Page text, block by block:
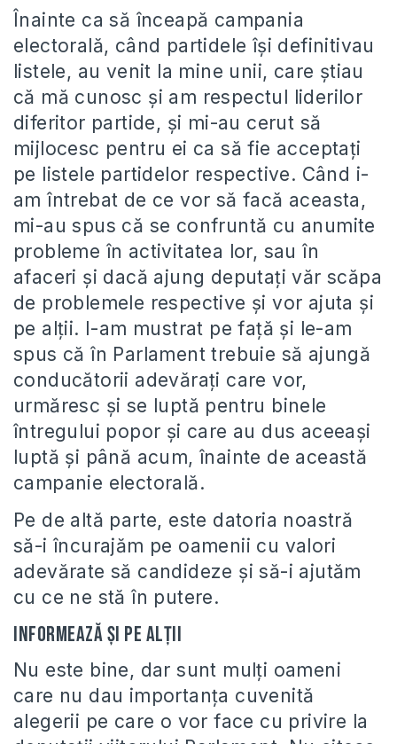
Înainte ca să înceapă campania
electorală, când partidele îşi definitivau
listele, au venit la mine unii, care ştiau
că mă cunosc şi am respectul liderilor
diferitor partide, şi mi-au cerut să
mijlocesc pentru ei ca să fie acceptaţi
pe listele partidelor respective. Când i-
am întrebat de ce vor să facă aceasta,
mi-au spus că se confruntă cu anumite
probleme în activitatea lor, sau în
afaceri şi dacă ajung deputaţi văr scăpa
de problemele respective şi vor ajuta şi
pe alţii. I-am mustrat pe faţă şi le-am
spus că în Parlament trebuie să ajungă
conducătorii adevăraţi care vor,
urmăresc şi se luptă pentru binele
întregului popor şi care au dus aceeaşi
luptă şi până acum, înainte de această
campanie electorală.
Pe de altă parte, este datoria noastră
să-i încurajăm pe oamenii cu valori
adevărate să candideze şi să-i ajutăm
cu ce ne stă în putere.
Informează şi pe alţii
Nu este bine, dar sunt mulţi oameni
care nu dau importanţa cuvenită
alegerii pe care o vor face cu privire la